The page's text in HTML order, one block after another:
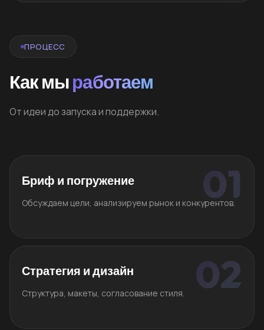
ПРОЦЕСС
Как мыработаем
От идеи до запуска и поддержки.
Бриф и погружение
Обсуждаем цели, анализируем рынок и конкурентов.
Стратегия и дизайн
Структура, макеты, согласование стиля.